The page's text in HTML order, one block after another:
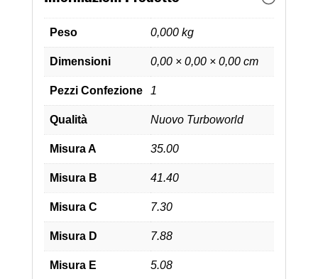
Peso 0,000 kg
Dimensioni 0,00 × 0,00 × 0,00 cm
Pezzi Confezione 1
Qualità Nuovo Turboworld
Misura A 35.00
Misura B 41.40
Misura C 7.30
Misura D 7.88
Misura E 5.08